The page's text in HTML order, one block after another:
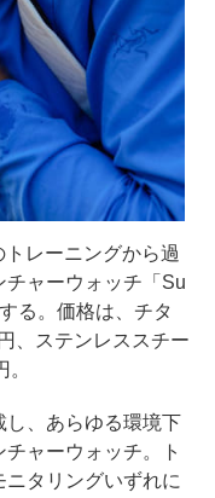
レーニングから過
ャーウォッチ「Su
る。価格は、チタ
、ステンレススチー
し、あらゆる環境下
ャーウォッチ。ト
タリングいずれに